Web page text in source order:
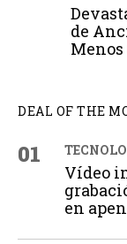
de
DEAL OF THE
01
Vídeo
en